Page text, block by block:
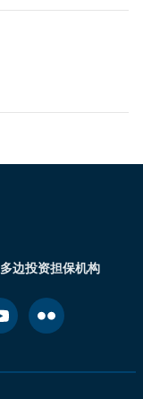
多边投资担保机构